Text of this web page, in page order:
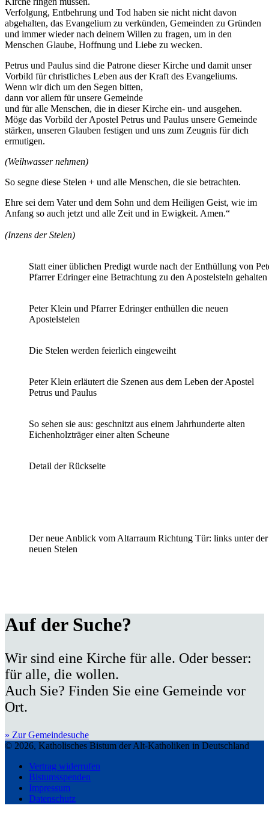
Verfolgung, Entbehrung und Tod haben sie nicht nicht davon
abgehalten, das Evangelium zu verkünden, Gemeinden zu Gründen
und immer wieder nach deinem Willen zu fragen, um in den
Menschen Glaube, Hoffnung und Liebe zu wecken.
Petrus und Paulus sind die Patrone dieser Kirche und damit unser
Vorbild für christliches Leben aus der Kraft des Evangeliums.
Wenn wir dich um den Segen bitten,
dann vor allem für unsere Gemeinde
und für alle Menschen, die in dieser Kirche ein- und ausgehen.
Möge das Vorbild der Apostel Petrus und Paulus unsere Gemeinde
stärken, unseren Glauben festigen und uns zum Zeugnis für dich
ermutigen.
(Weihwasser nehmen)
So segne diese Stelen + und alle Menschen, die sie betrachten.
Ehre sei dem Vater und dem Sohn und dem Heiligen Geist, wie im
Anfang so auch jetzt und alle Zeit und in Ewigkeit. Amen.“
(Inzens der Stelen)
Statt einer üblichen Predigt wurde nach der Enthüllung von
Pfarrer Edringer eine Betrachtung zu den Apostelsteln gehalten
Peter Klein und Pfarrer Edringer enthüllen die neuen
Apostelstelen
Die Stelen werden feierlich eingeweiht
Peter Klein erläutert die Szenen aus dem Leben der Apostel
Petrus und Paulus
So sehen sie aus: geschnitzt aus einem Jahrhunderte alten
Eichenholzträger einer alten Scheune
Detail der Rückseite
Der neue Anblick vom Altarraum Richtung Tür: links unter der
neuen Stelen
Auf der Suche?
Wir sind eine Kirche für alle. Oder besser:
für alle, die wollen.
Auch Sie? Finden Sie eine Gemeinde vor
Ort.
» Zur Gemeindesuche
© 2026, Katholisches Bistum der Alt-Katholiken in Deutschland
Vertrag widerrufen
Bistumsspenden
Impressum
Datenschutz